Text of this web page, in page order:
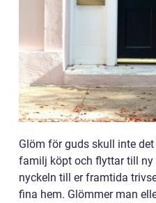
Glöm för guds skull inte
familj köpt och flyttar till ny
nyckeln till er framtida
fina hem. Glömmer man